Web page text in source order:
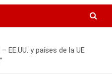
EE.UU. y países de la UE